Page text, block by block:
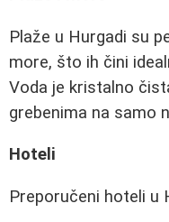
Plaže u Hurgadi su
more, što ih čini
Voda je kristalno
grebenima na samo
Hoteli
Preporučeni hoteli u